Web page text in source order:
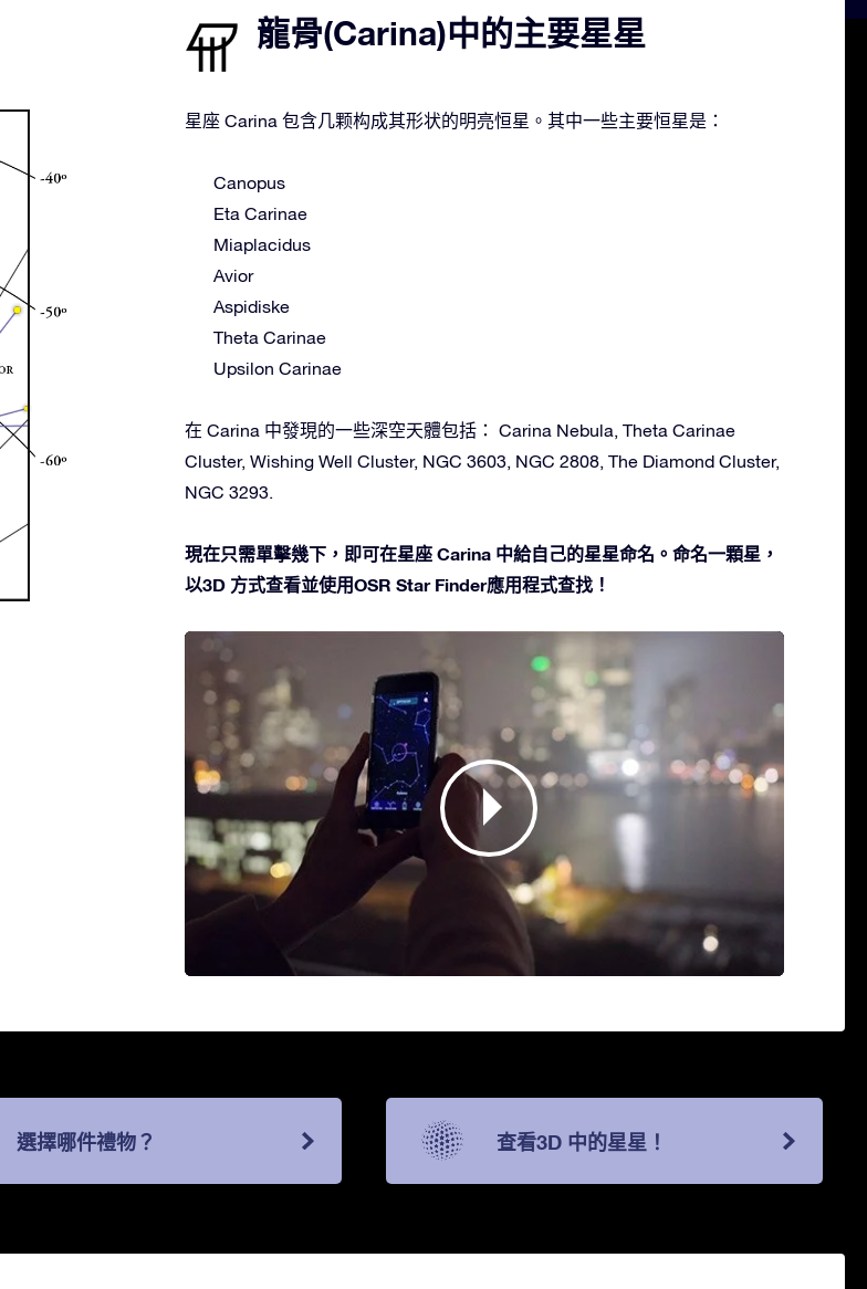
龍骨(Carina)中的主要星星
星座 Carina 包含几颗构成其形状的明亮恒星。其中一些主要恒星是：
Canopus
Eta Carinae
Miaplacidus
Avior
Aspidiske
Theta Carinae
Upsilon Carinae
在 Carina 中發現的一些深空天體包括： Carina Nebula, Theta Carinae
Cluster, Wishing Well Cluster, NGC 3603, NGC 2808, The Diamond Cluster,
NGC 3293.
現在只需單擊幾下，即可在星座 Carina 中給自己的星星命名。命名一顆星，
以3D 方式查看並使用OSR Star Finder應用程式查找！
選擇哪件禮物？ 查看3D 中的星星！